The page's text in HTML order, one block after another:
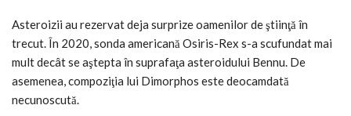
Asteroizii au rezervat deja surprize oamenilor de ştiinţă în
trecut. În 2020, sonda americană Osiris-Rex s-a scufundat mai
mult decât se aştepta în suprafaţa asteroidului Bennu. De
asemenea, compoziţia lui Dimorphos este deocamdată
necunoscută.